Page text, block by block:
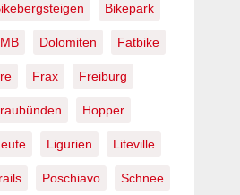
Bikepark
Dolomiten Fatbike
Frax Freiburg
Hopper
Ligurien Liteville
Poschiavo Schnee